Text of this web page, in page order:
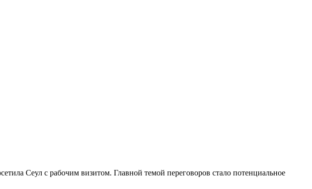
Сеул с рабочим визитом. Главной темой переговоров стало потенциальное